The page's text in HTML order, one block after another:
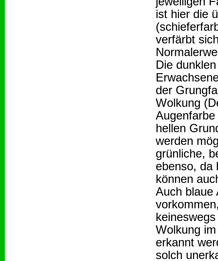
ist hier die
verfärbt
Die
der
Wolkung
hellen
werden
grünliche,
ebenso, da
können
Auch blaue
Wolkung
erkannt
solch